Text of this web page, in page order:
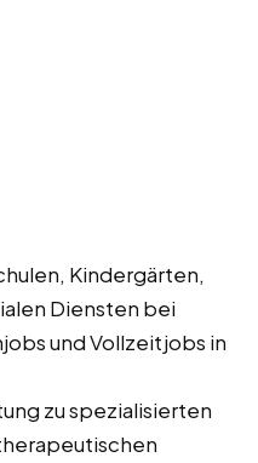
Kindergärten,
Diensten bei
und Vollzeitjobs in
zu spezialisierten